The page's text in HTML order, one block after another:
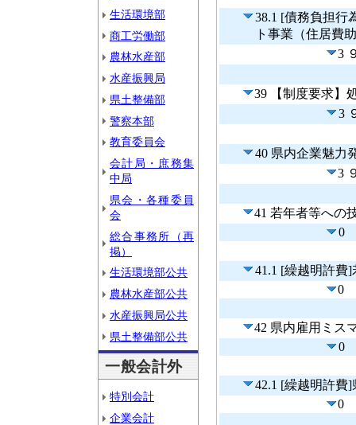
生活環境部
商工労働部
農林水産部
水産振興局
県土整備部
警察本部
教育委員会
会計局・庶務集
中局
県会・各種委員
会
総合事務所（再
掲）
生活環境部公共
農林水産部公共
水産振興局公共
県土整備部公共
一般会計外
特別会計
企業会計
38.1 [債務負担行
ト事業（住居費
3
39 【制度要求】
3
40 県内企業魅力
3
41 若年者等への
0
41.1 [繰越明許費
0
42 県内雇用ミス
0
42.1 [繰越明許費
0